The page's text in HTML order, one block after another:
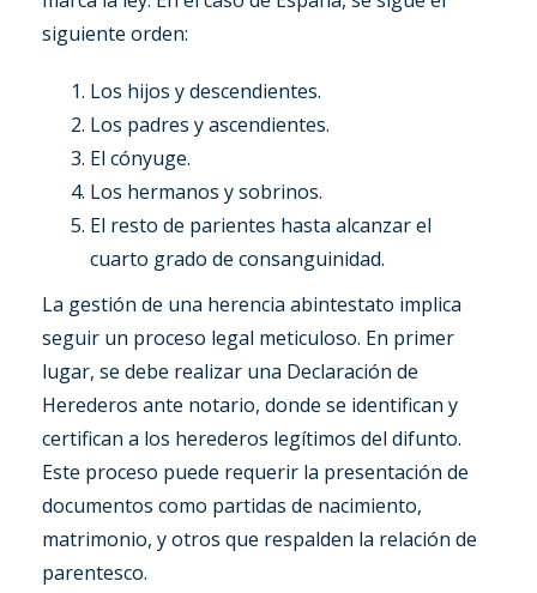
siguiente orden:
Los hijos y descendientes.
Los padres y ascendientes.
El cónyuge.
Los hermanos y sobrinos.
El resto de parientes hasta alcanzar el
cuarto grado de consanguinidad.
La gestión de una herencia abintestato implica
seguir un proceso legal meticuloso. En primer
lugar, se debe realizar una Declaración de
Herederos ante notario, donde se identifican y
certifican a los herederos legítimos del difunto.
Este proceso puede requerir la presentación de
documentos como partidas de nacimiento,
matrimonio, y otros que respalden la relación de
parentesco.